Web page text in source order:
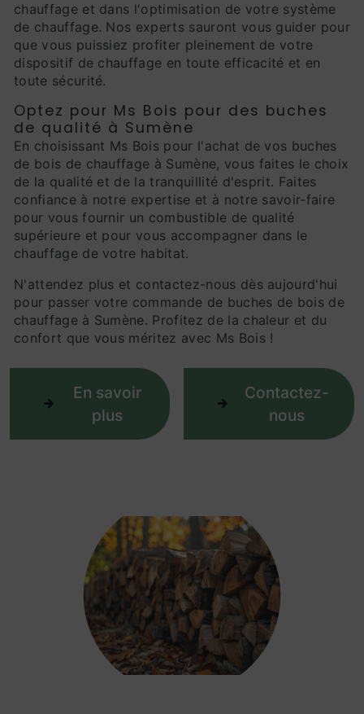
chauffage et dans l'optimisation de votre système
de chauffage. Nos experts sauront vous guider pour
que vous puissiez profiter pleinement de votre
dispositif de chauffage en toute efficacité et en
toute sécurité.
Optez pour Ms Bois pour des buches
de qualité à Sumène
En choisissant Ms Bois pour l'achat de vos buches
de bois de chauffage à Sumène, vous faites le choix
de la qualité et de la tranquillité d'esprit. Faites
confiance à notre expertise et à notre savoir-faire
pour vous fournir un combustible de qualité
supérieure et pour vous accompagner dans le
chauffage de votre habitat.
N'attendez plus et contactez-nous dès aujourd'hui
pour passer votre commande de buches de bois de
chauffage à Sumène. Profitez de la chaleur et du
confort que vous méritez avec Ms Bois !
En savoir
plus
Contactez-
nous